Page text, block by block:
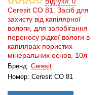
Відгуки: 0
Ceresit CO 81. Засіб для
захисту від капілярної
вологи, для запобігання
переносу рідкої вологи в
капілярах пористих
мінеральних основ, 10л
Бренд: Ceresit
Номер: Ceresit CO 81